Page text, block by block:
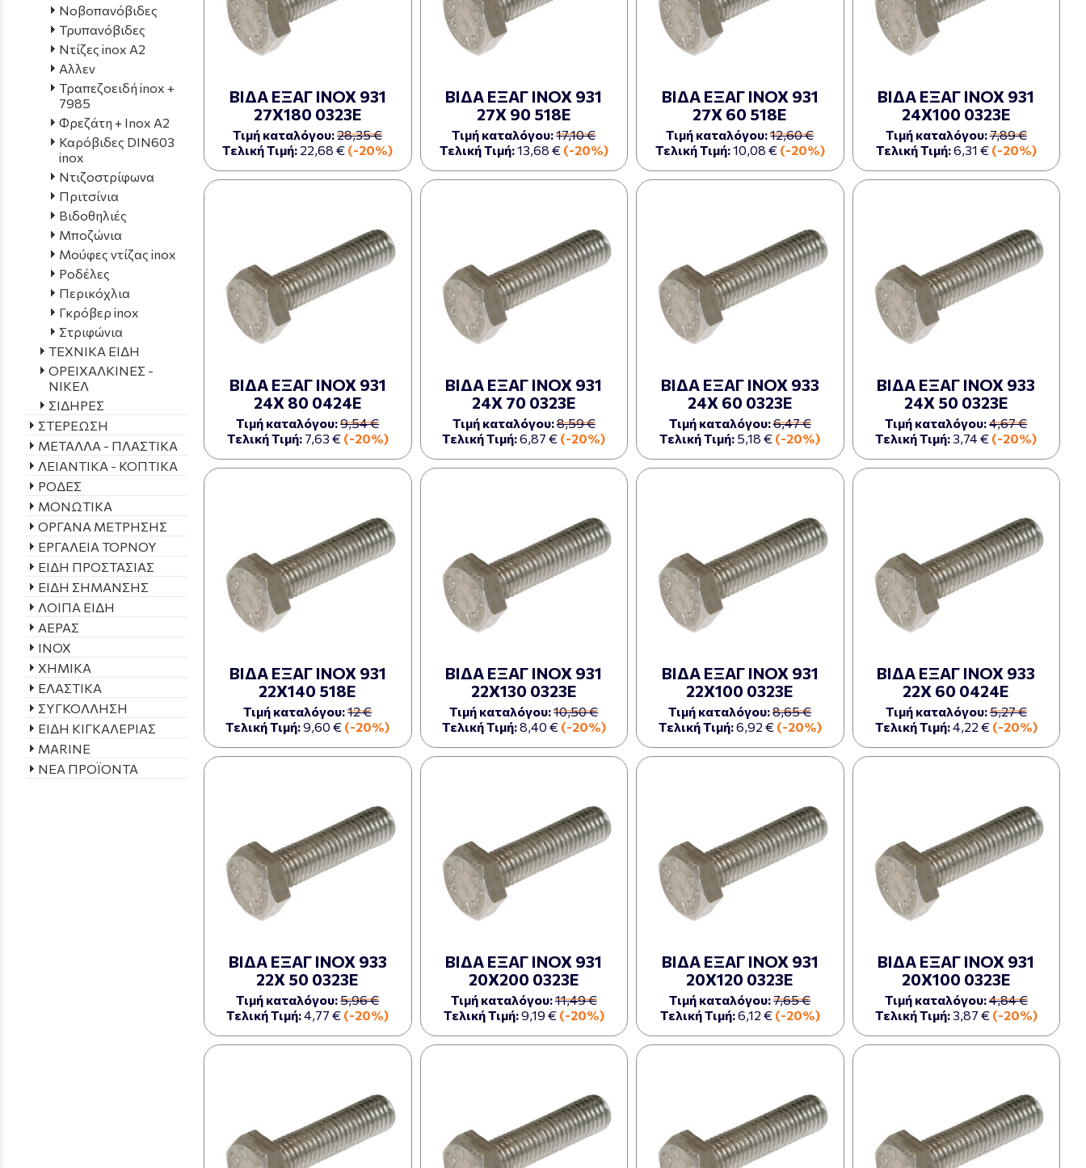
Νοβοπανόβιδες
Τρυπανόβιδες
Ντίζες inox Α2
Αλλεν
Τραπεζοειδή inox +
7985
Φρεζάτη + Inox A2
Καρόβιδες DIN603
inox
Ντιζοστρίφωνα
Πριτσίνια
Βιδοθηλιές
Μποζώνια
Μούφες ντίζας inox
Ροδέλες
Περικόχλια
Γκρόβερ inox
Στριφώνια
ΤΕΧΝΙΚΑ ΕΙΔΗ
ΟΡΕΙΧΑΛΚΙΝΕΣ -
ΝΙΚΕΛ
ΣΙΔΗΡΕΣ
ΣΤΕΡΕΩΣΗ
ΜΕΤΑΛΛΑ - ΠΛΑΣΤΙΚΑ
ΛΕΙΑΝΤΙΚΑ - ΚΟΠΤΙΚΑ
ΡΟΔΕΣ
ΜΟΝΩΤΙΚΑ
ΟΡΓΑΝΑ ΜΕΤΡΗΣΗΣ
ΕΡΓΑΛΕΙΑ ΤΟΡΝΟΥ
ΕΙΔΗ ΠΡΟΣΤΑΣΙΑΣ
ΕΙΔΗ ΣΗΜΑΝΣΗΣ
ΛΟΙΠΑ ΕΙΔΗ
ΑΕΡΑΣ
INOX
ΧΗΜΙΚΑ
ΕΛΑΣΤΙΚΑ
ΣΥΓΚΟΛΛΗΣΗ
ΕΙΔΗ ΚΙΓΚΑΛΕΡΙΑΣ
MARINE
ΝΕΑ ΠΡΟΪΟΝΤΑ
ΒΙΔΑ ΕΞΑΓ ΙΝΟΧ 931
27Χ180 0323Ε
Τιμή καταλόγου:28,35 €
Τελική Τιμή: 22,68 € (-20%)
ΒΙΔΑ ΕΞΑΓ ΙΝΟΧ 931
27Χ 90 518Ε
Τιμή καταλόγου:17,10 €
Τελική Τιμή:13,68 € (-20%)
ΒΙΔΑ ΕΞΑΓ ΙΝΟΧ 931
27Χ 60 518Ε
Τιμή καταλόγου:12,60 €
Τελική Τιμή:10,08 € (-20%)
ΒΙΔΑ ΕΞΑΓ ΙΝΟΧ 931
24Χ100 0323Ε
Τιμή καταλόγου:7,89 €
Τελική Τιμή:6,31 € (-20%)
ΒΙΔΑ ΕΞΑΓ ΙΝΟΧ 931
24Χ 80 0424Ε
Τιμή καταλόγου:9,54 €
Τελική Τιμή: 7,63 € (-20%)
ΒΙΔΑ ΕΞΑΓ ΙΝΟΧ 931
24Χ 70 0323Ε
Τιμή καταλόγου:8,59 €
Τελική Τιμή:6,87 € (-20%)
ΒΙΔΑ ΕΞΑΓ ΙΝΟΧ 933
24Χ 60 0323Ε
Τιμή καταλόγου:6,47 €
Τελική Τιμή: 5,18 € (-20%)
ΒΙΔΑ ΕΞΑΓ ΙΝΟΧ 933
24Χ 50 0323Ε
Τιμή καταλόγου:4,67 €
Τελική Τιμή:3,74 € (-20%)
ΒΙΔΑ ΕΞΑΓ ΙΝΟΧ 931
22Χ140 518Ε
Τιμή καταλόγου:12 €
Τελική Τιμή:9,60 € (-20%)
ΒΙΔΑ ΕΞΑΓ ΙΝΟΧ 931
22Χ130 0323Ε
Τιμή καταλόγου:10,50 €
Τελική Τιμή:8,40 € (-20%)
ΒΙΔΑ ΕΞΑΓ ΙΝΟΧ 931
22Χ100 0323Ε
Τιμή καταλόγου:8,65 €
Τελική Τιμή:6,92 € (-20%)
ΒΙΔΑ ΕΞΑΓ ΙΝΟΧ 933
22Χ 60 0424Ε
Τιμή καταλόγου:5,27 €
Τελική Τιμή:4,22 € (-20%)
ΒΙΔΑ ΕΞΑΓ ΙΝΟΧ 933
22Χ 50 0323Ε
Τιμή καταλόγου:5,96 €
Τελική Τιμή:4,77 € (-20%)
ΒΙΔΑ ΕΞΑΓ ΙΝΟΧ 931
20Χ200 0323Ε
Τιμή καταλόγου:11,49 €
Τελική Τιμή:9,19 € (-20%)
ΒΙΔΑ ΕΞΑΓ ΙΝΟΧ 931
20Χ120 0323Ε
Τιμή καταλόγου:7,65 €
Τελική Τιμή:6,12 € (-20%)
ΒΙΔΑ ΕΞΑΓ ΙΝΟΧ 931
20Χ100 0323Ε
Τιμή καταλόγου:4,84 €
Τελική Τιμή: 3,87 € (-20%)